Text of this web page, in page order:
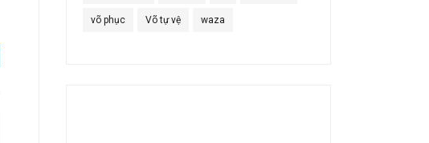
võ phục Võ tự vệ waza